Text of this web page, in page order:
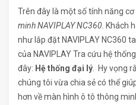
Trên đây là một số tính năng cơ
minh NAVIPLAY NC360 . Khách
như lắp đặt NAVIPLAY NC360
của NAVIPLAY Tra cứu hệ
đây: Hệ thống đại lý . Hy vọng
chúng tôi vừa chia sẻ có thể
hơn về màn hình ô tô thông